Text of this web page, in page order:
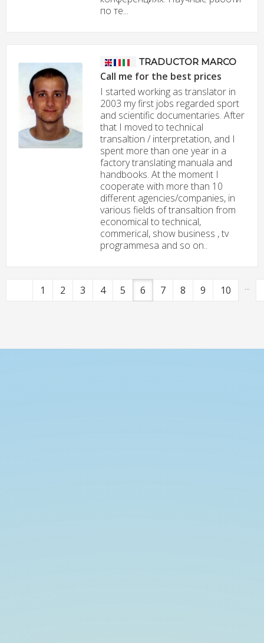
по те...
TRADUCTOR MARCO
Call me for the best prices
I started working as translator in
2003 my first jobs regarded sport
and scientific documentaries. After
that I moved to technical
transaltion / interpretation, and I
spent more than one year in a
factory translating manuala and
handbooks. At the moment I
cooperate with more than 10
different agencies/companies, in
various fields of transaltion from
economical to technical,
commerical, show business , tv
programmesa and so on..
1 2 3 4 5 6 7 8 9 10 ...